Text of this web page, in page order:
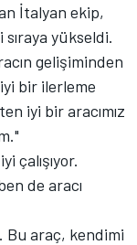
İtalyan ekip,
sıraya yükseldi.
gelişiminden
bir ilerleme
iyi bir aracımız
çalışıyor.
de aracı
Bu araç, kendimi